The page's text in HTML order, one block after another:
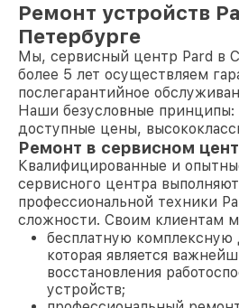
Ремонт устройств
Петербурге
Мы, сервисный центр Pard в
более 5 лет осуществляем
послегарантийное
Наши безусловные принципы:
доступные цены,
Ремонт в сервисном
Квалифицированные и
сервисного центра
профессиональной техники
сложности. Своим клиентам
бесплатную комплексную
которая является
восстановления
устройств;